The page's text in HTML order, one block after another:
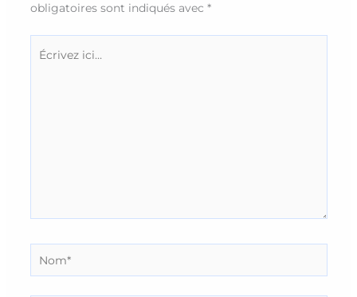
obligatoires sont indiqués avec *
Nom*